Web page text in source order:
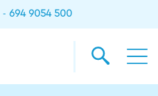
- 694 9054 500